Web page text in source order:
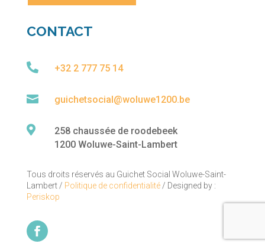
CONTACT
 +32 2 777 75 14
 guichetsocial@woluwe1200.be

258 chaussée de roodebeek
1200 Woluwe-Saint-Lambert
Tous droits réservés au Guichet Social Woluwe-Saint-
Lambert / Politique de confidentialité/ Designed by :
Periskop